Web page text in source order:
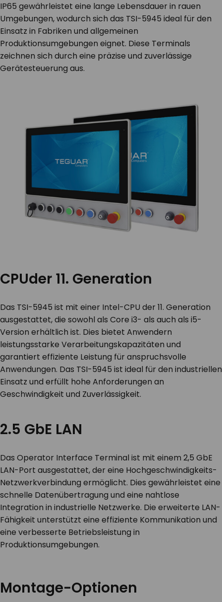
IP65 gewährleistet eine lange Lebensdauer in rauen
Umgebungen, wodurch sich das TSI-5945 ideal für den
Einsatz in Fabriken und allgemeinen
Produktionsumgebungen eignet. Diese Terminals
zeichnen sich durch eine präzise und zuverlässige
Gerätesteuerung aus.
CPUder 11. Generation
Das TSI-5945 ist mit einer Intel-CPU der 11. Generation
ausgestattet, die sowohl als Core i3- als auch als i5-
Version erhältlich ist. Dies bietet Anwendern
leistungsstarke Verarbeitungskapazitäten und
garantiert effiziente Leistung für anspruchsvolle
Anwendungen. Das TSI-5945 ist ideal für den industriellen
Einsatz und erfüllt hohe Anforderungen an
Geschwindigkeit und Zuverlässigkeit.
2.5 GbE LAN
Das Operator Interface Terminal ist mit einem 2,5 GbE
LAN-Port ausgestattet, der eine Hochgeschwindigkeits-
Netzwerkverbindung ermöglicht. Dies gewährleistet eine
schnelle Datenübertragung und eine nahtlose
Integration in industrielle Netzwerke. Die erweiterte LAN-
Fähigkeit unterstützt eine effiziente Kommunikation und
eine verbesserte Betriebsleistung in
Produktionsumgebungen.
Montage-Optionen